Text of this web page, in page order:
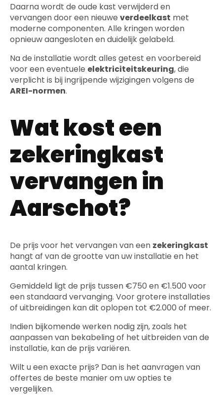
Daarna wordt de oude kast verwijderd en
vervangen door een nieuwe verdeelkast met
moderne componenten. Alle kringen worden
opnieuw aangesloten en duidelijk gelabeld.
Na de installatie wordt alles getest en voorbereid
voor een eventuele elektriciteitskeuring, die
verplicht is bij ingrijpende wijzigingen volgens de
AREI-normen.
Wat kost een
zekeringkast
vervangen in
Aarschot?
De prijs voor het vervangen van een zekeringkast
hangt af van de grootte van uw installatie en het
aantal kringen.
Gemiddeld ligt de prijs tussen €750 en €1.500 voor
een standaard vervanging. Voor grotere installaties
of uitbreidingen kan dit oplopen tot €2.000 of meer.
Indien bijkomende werken nodig zijn, zoals het
aanpassen van bekabeling of het uitbreiden van de
installatie, kan de prijs variëren.
Wilt u een exacte prijs? Dan is het aanvragen van
offertes de beste manier om uw opties te
vergelijken.